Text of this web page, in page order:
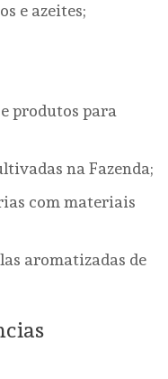
e azeites;
produtos para
na Fazenda;
com materiais
aromatizadas de